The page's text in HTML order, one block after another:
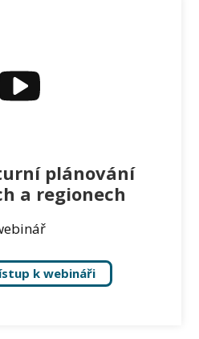
plánování
a regionech
k webináři